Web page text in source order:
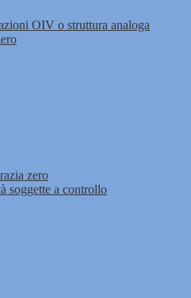
OIV o struttura analoga
zero
soggette a controllo